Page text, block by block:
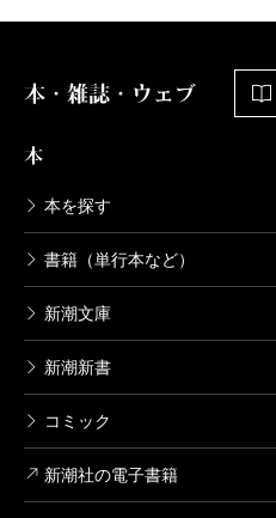
本・雑誌・ウェブ
本
本を探す
書籍（単行本など）
新潮文庫
新潮新書
コミック
新潮社の電子書籍